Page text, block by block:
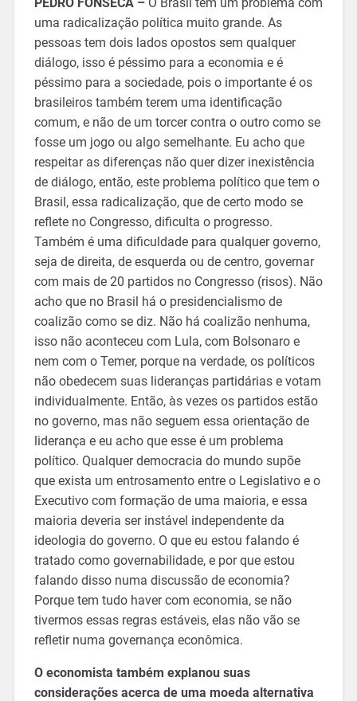
uma radicalização política muito grande. As
pessoas tem dois lados opostos sem qualquer
diálogo, isso é péssimo para a economia e é
péssimo para a sociedade, pois o importante é os
brasileiros também terem uma identificação
comum, e não de um torcer contra o outro como se
fosse um jogo ou algo semelhante. Eu acho que
respeitar as diferenças não quer dizer inexistência
de diálogo, então, este problema político que tem o
Brasil, essa radicalização, que de certo modo se
reflete no Congresso, dificulta o progresso.
Também é uma dificuldade para qualquer governo,
seja de direita, de esquerda ou de centro, governar
com mais de 20 partidos no Congresso (risos). Não
acho que no Brasil há o presidencialismo de
coalizão como se diz. Não há coalizão nenhuma,
isso não aconteceu com Lula, com Bolsonaro e
nem com o Temer, porque na verdade, os políticos
não obedecem suas lideranças partidárias e votam
individualmente. Então, às vezes os partidos estão
no governo, mas não seguem essa orientação de
liderança e eu acho que esse é um problema
político. Qualquer democracia do mundo supõe
que exista um entrosamento entre o Legislativo e o
Executivo com formação de uma maioria, e essa
maioria deveria ser instável independente da
ideologia do governo. O que eu estou falando é
tratado como governabilidade, e por que estou
falando disso numa discussão de economia?
Porque tem tudo haver com economia, se não
tivermos essas regras estáveis, elas não vão se
refletir numa governança econômica.
O economista também explanou suas
considerações acerca de uma moeda alternativa